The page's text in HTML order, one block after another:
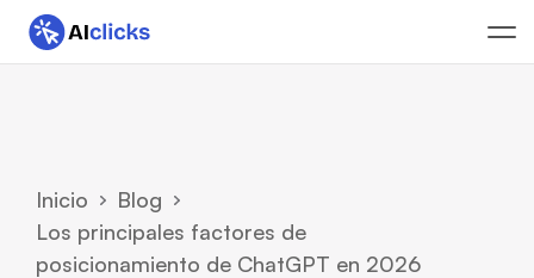
Inicio
Blog
Los principales factores de
posicionamiento de ChatGPT en 2026